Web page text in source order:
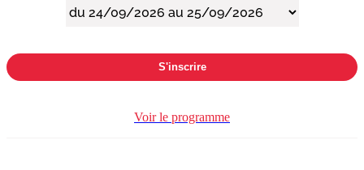
S'inscrire
Voir le programme